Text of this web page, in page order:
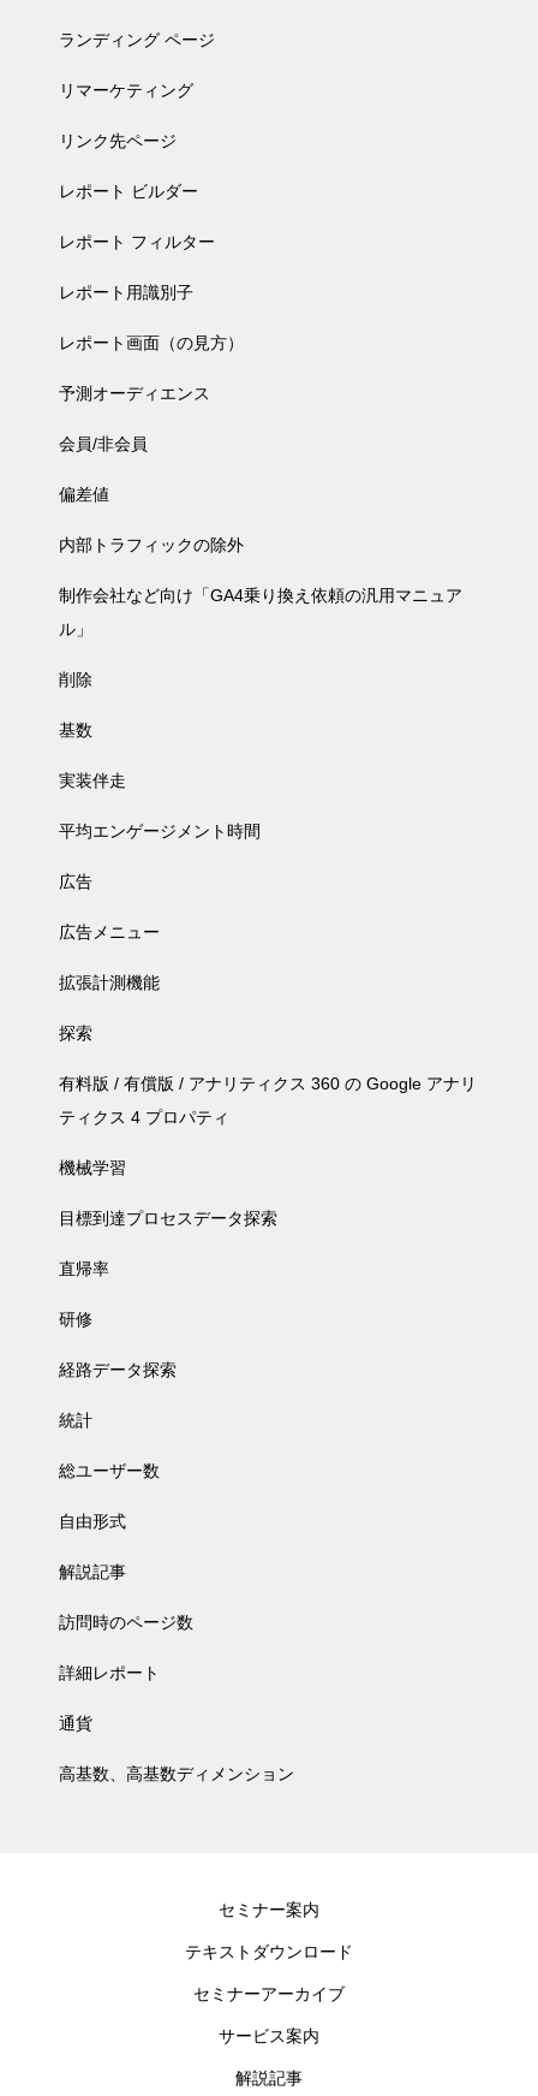
ランディング ページ
リマーケティング
リンク先ページ
レポート ビルダー
レポート フィルター
レポート用識別子
レポート画面（の見方）
予測オーディエンス
会員/非会員
偏差値
内部トラフィックの除外
制作会社など向け「GA4乗り換え依頼の汎用マニュア
ル」
削除
基数
実装伴走
平均エンゲージメント時間
広告
広告メニュー
拡張計測機能
探索
有料版 / 有償版 / アナリティクス 360 の Google アナリ
ティクス 4 プロパティ
機械学習
目標到達プロセスデータ探索
直帰率
研修
経路データ探索
統計
総ユーザー数
自由形式
解説記事
訪問時のページ数
詳細レポート
通貨
高基数、高基数ディメンション
セミナー案内
テキストダウンロード
セミナーアーカイブ
サービス案内
解説記事